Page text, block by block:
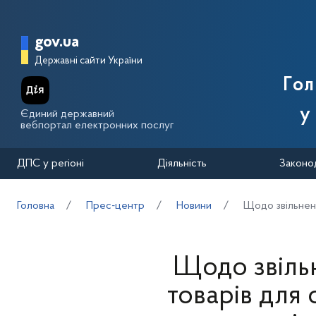
Головна сторінка Державної
gov.ua
Державні сайти України
Єдиний державний
вебпортал електронних послуг
у
ДПС у регіоні Діяльність
Головна Прес-центр Новини Щодо
Щодо
товарів